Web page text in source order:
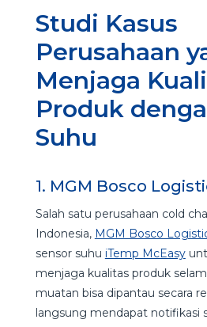
Studi Kasus
Perusahaan
Menjaga
Produk
Suhu
1. MGM Bosco
Salah satu perusahaan cold
Indonesia, MGM Bosco
sensor suhu iTemp McEasy
menjaga kualitas produk
muatan bisa dipantau secara
langsung mendapat notifikasi